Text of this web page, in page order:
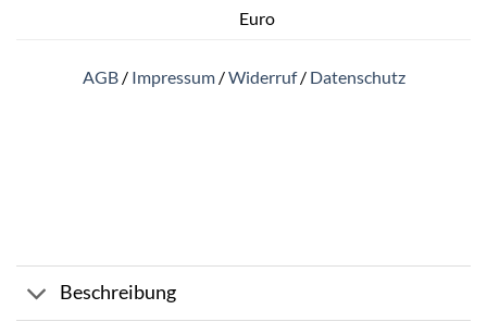
Euro
AGB/ Impressum/Widerruf/ Datenschutz
Beschreibung